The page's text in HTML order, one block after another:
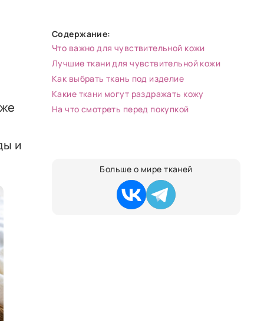
и
Содержание:
Что важно для чувствительной кожи
Лучшие ткани для чувствительной кожи
Как выбрать ткань под изделие
Какие ткани могут раздражать кожу
На что смотреть перед покупкой
Больше о мире тканей